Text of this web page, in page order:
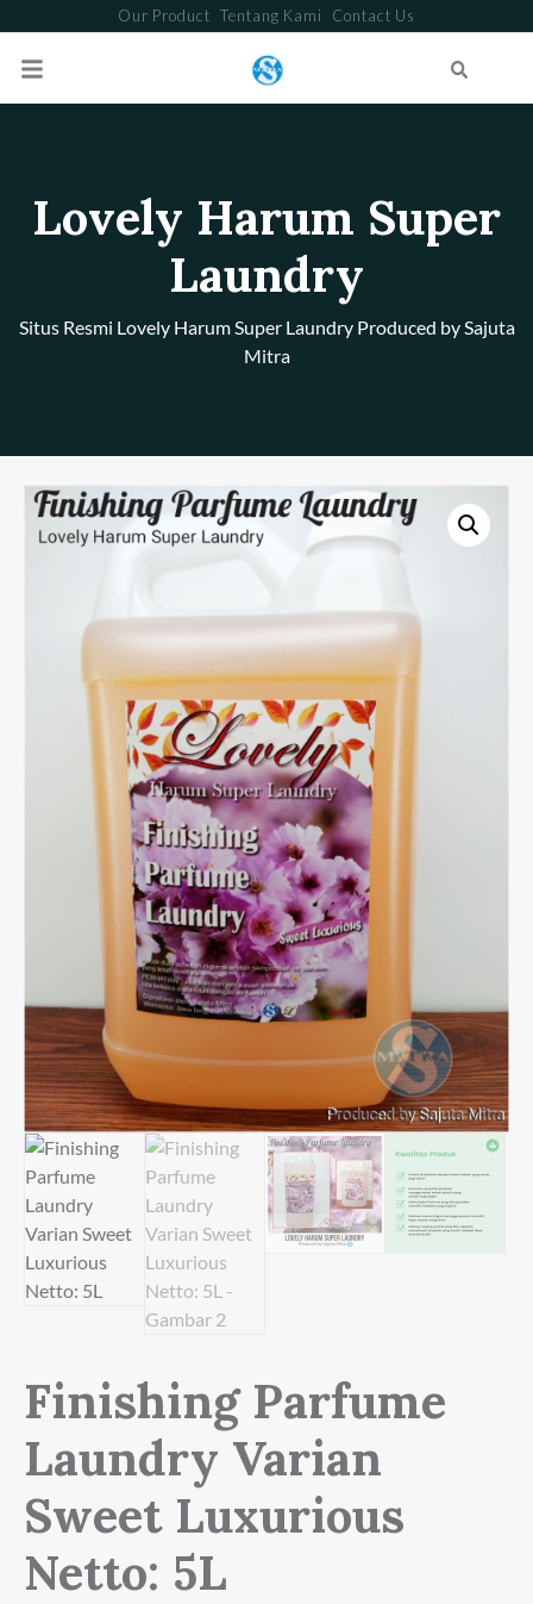
Our Product Tentang Kami Contact Us
Lovely Harum Super
Laundry
Situs Resmi Lovely Harum Super Laundry Produced by Sajuta
Mitra
Finishing Parfume
Laundry Varian
Sweet Luxurious
Netto: 5L